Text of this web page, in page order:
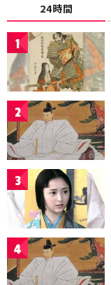
24時間
1
2
3
4